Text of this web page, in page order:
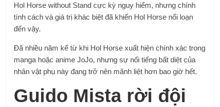
Hol Horse without Stand cực kỳ nguy hiểm, nhưng chính
tính cách và giá trị khác biệt đã khiến Hol Horse nổi loạn
đến vậy.
Đã nhiều năm kể từ khi Hol Horse xuất hiện chính xác trong
manga hoặc anime JoJo, nhưng sự nổi tiếng bất diệt của
nhân vật phụ này đang trở nên mãnh liệt hơn bao giờ hết.
Guido Mista rời đội